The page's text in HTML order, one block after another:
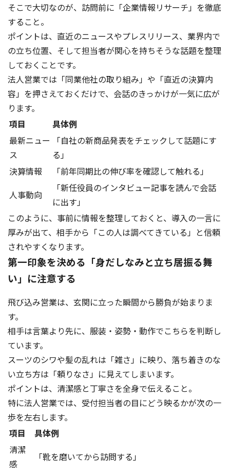
そこで大切なのが、訪問前に「企業情報リサーチ」を徹底
すること。
ポイントは、直近のニュースやプレスリリース、業界内で
の立ち位置、そして担当者が関心を持ちそうな話題を整理
しておくことです。
法人営業では「同業他社の取り組み」や「直近の決算内
容」を押さえておくだけで、会話のきっかけが一気に広が
ります。
項目
具体例
最新ニュー
ス
「自社の新商品発表をチェックして話題にす
る」
決算情報
「前年同期比の伸び率を確認して触れる」
人事動向
「新任役員のインタビュー記事を読んで会話
に出す」
このように、事前に情報を整理しておくと、導入の一言に
厚みが出て、相手から「この人は調べてきている」と信頼
されやすくなります。
第一印象を決める「身だしなみと立ち居振る舞
い」に注意する
飛び込み営業は、玄関に立った瞬間から勝負が始まりま
す。
相手は言葉より先に、服装・姿勢・動作でこちらを判断し
ています。
スーツのシワや髪の乱れは「雑さ」に映り、落ち着きのな
い立ち方は「頼りなさ」に見えてしまいます。
ポイントは、清潔感と丁寧さを全身で伝えること。
特に法人営業では、受付担当者の目にどう映るかが次の一
歩を左右します。
項目
具体例
清潔
感
「靴を磨いてから訪問する」